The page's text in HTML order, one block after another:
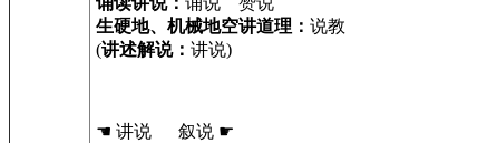
生硬地、机械地空讲道理： 说教
(讲述解说： 讲说)
☚ 讲说 叙说 ☛